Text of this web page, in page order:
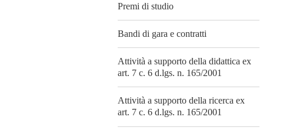
Premi di studio
Bandi di gara e contratti
Attività a supporto della didattica ex
art. 7 c. 6 d.lgs. n. 165/2001
Attività a supporto della ricerca ex
art. 7 c. 6 d.lgs. n. 165/2001